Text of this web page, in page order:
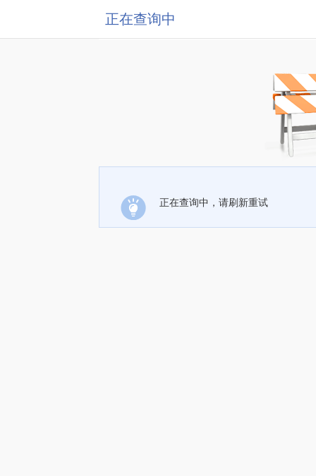
正在查询中
正在查询中，请刷新重试